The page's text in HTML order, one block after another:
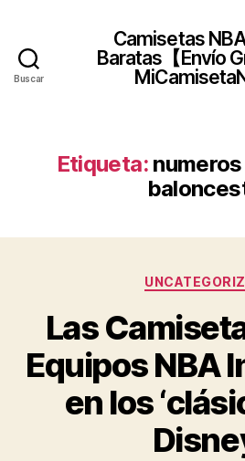
Buscar
Camisetas
Baratas【Envío
Etiqueta:
Las
Equipos NBA
en los